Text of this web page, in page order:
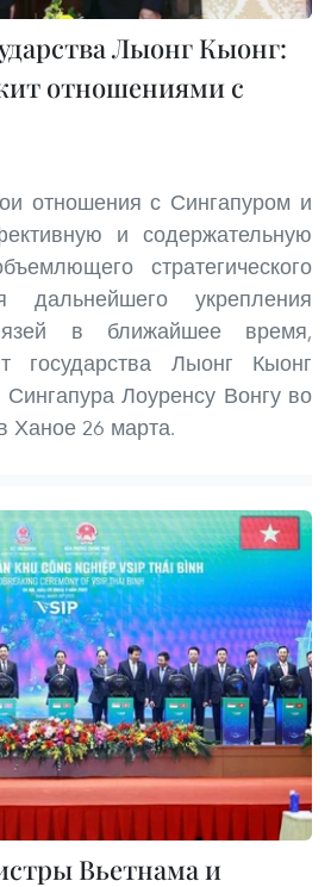
Лыонг Кыонг:
отношениями с
отношения с Сингапуром и
и содержательную
стратегического
дальнейшего укрепления
в ближайшее время,
государства Лыонг Кыонг
Лоуренсу Вонгу во
Ханое 26 марта.
Вьетнама и